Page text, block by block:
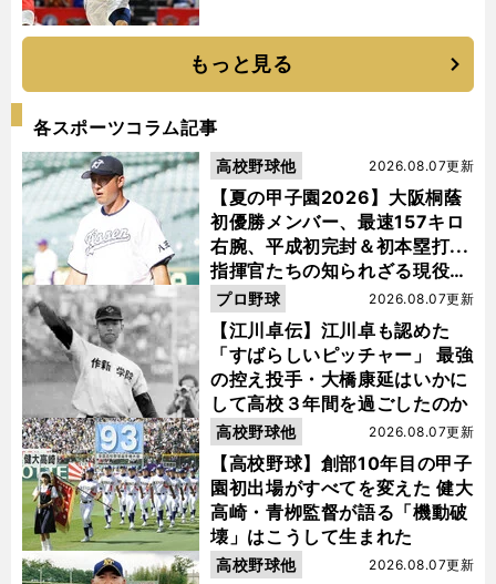
もっと見る
各スポーツコラム記事
【夏の甲子園2026】大阪桐蔭
初優勝メンバー、最速157キロ
右腕、平成初完封＆初本塁打...
指揮官たちの知られざる現役時
代
2026.08.07更新
高校野球他
【江川卓伝】江川卓も認めた
「すばらしいピッチャー」 最強
の控え投手・大橋康延はいかに
して高校３年間を過ごしたのか
2026.08.07更新
プロ野球
【高校野球】創部10年目の甲子
園初出場がすべてを変えた 健大
高崎・青栁監督が語る「機動破
壊」はこうして生まれた
2026.08.07更新
高校野球他
2026.08.07更新
高校野球他